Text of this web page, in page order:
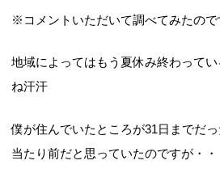
※コメントいただいて調べてみたので
地域によってはもう夏休み終わって
ね汗汗
僕が住んでいたところが31日までだ
当たり前だと思っていたのですが・